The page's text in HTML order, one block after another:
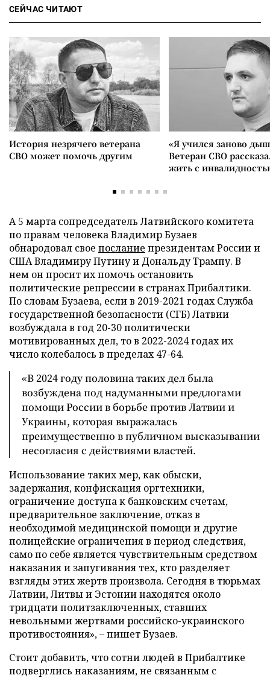
СЕЙЧАС ЧИТАЮТ
История незрячего ветерана
СВО может помочь другим
«Я учился заново
Ветеран СВО
жить с
А 5 марта сопредседатель Латвийского комитета
по правам человека Владимир Бузаев
обнародовал свое послание президентам России и
США Владимиру Путину и Дональду Трампу. В
нем он просит их помочь остановить
политические репрессии в странах Прибалтики.
По словам Бузаева, если в 2019-2021 годах Служба
государственной безопасности (СГБ) Латвии
возбуждала в год 20-30 политически
мотивированных дел, то в 2022-2024 годах их
число колебалось в пределах 47-64.
«В 2024 году половина таких дел была
возбуждена под надуманными предлогами
помощи России в борьбе против Латвии и
Украины, которая выражалась
преимущественно в публичном высказывании
несогласия с действиями властей.
Использование таких мер, как обыски,
задержания, конфискация оргтехники,
ограничение доступа к банковским счетам,
предварительное заключение, отказ в
необходимой медицинской помощи и другие
полицейские ограничения в период следствия,
само по себе является чувствительным средством
наказания и запугивания тех, кто разделяет
взгляды этих жертв произвола. Сегодня в тюрьмах
Латвии, Литвы и Эстонии находятся около
тридцати политзаключенных, ставших
невольными жертвами российско-украинского
противостояния», – пишет Бузаев.
Стоит добавить, что сотни людей в Прибалтике
подверглись наказаниям, не связанным с